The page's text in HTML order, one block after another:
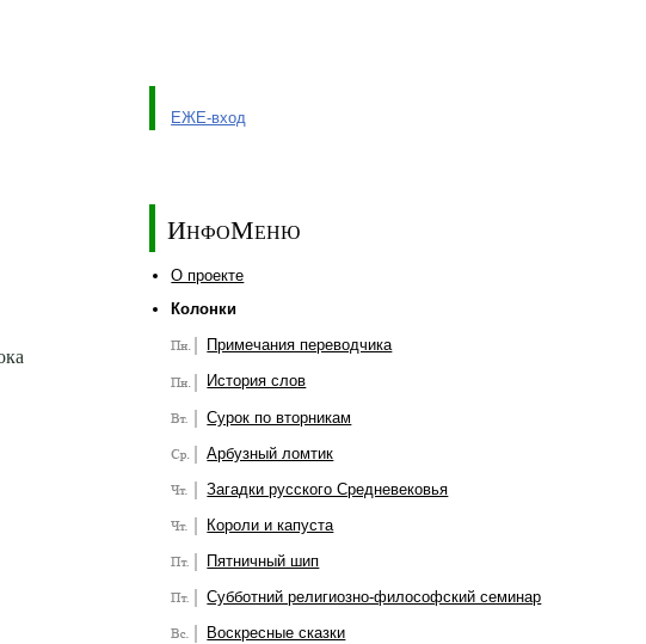
ЕЖЕ-вход
ИнфоМеню
О проекте
Колонки
Примечания переводчика
История слов
Сурок по вторникам
Арбузный ломтик
Загадки русского Средневековья
Короли и капуста
Пятничный шип
Субботний религиозно-философский семинар
Воскресные сказки